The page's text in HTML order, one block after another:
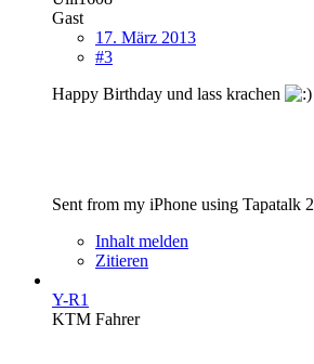
Gast
17. März 2013
#3
Happy Birthday und lass krachen
Sent from my iPhone using Tapatalk 2
Inhalt melden
Zitieren
Y-R1
KTM Fahrer